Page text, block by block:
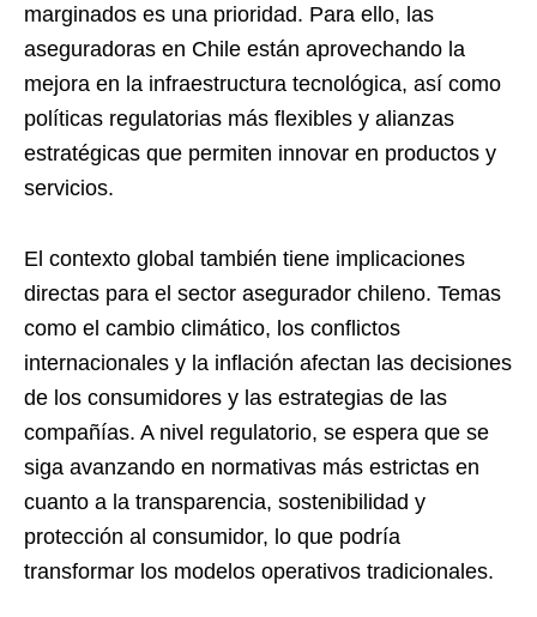
marginados es una prioridad. Para ello, las
aseguradoras en Chile están aprovechando la
mejora en la infraestructura tecnológica, así como
políticas regulatorias más flexibles y alianzas
estratégicas que permiten innovar en productos y
servicios.
El contexto global también tiene implicaciones
directas para el sector asegurador chileno. Temas
como el cambio climático, los conflictos
internacionales y la inflación afectan las decisiones
de los consumidores y las estrategias de las
compañías. A nivel regulatorio, se espera que se
siga avanzando en normativas más estrictas en
cuanto a la transparencia, sostenibilidad y
protección al consumidor, lo que podría
transformar los modelos operativos tradicionales.